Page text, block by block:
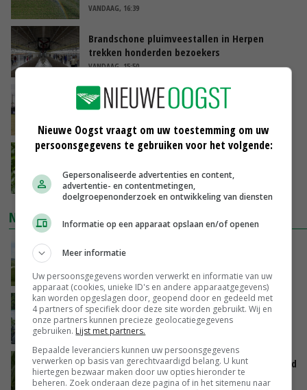
VANDAAG, 16:39
Brandschone pluimveestallen in Herpen
trekken honderden bezoekers
VANDAAG, 15:50
Vakbeurs Libramont: van trekpaard tot
laserwieder
NAK verlaagt iets minder pootgoed dan vorig
VANDAAG, 14:56
NIEUWSTE VIDEO'S
POAH! John Deere 7730
08-08-2026
Oekraïne-vlogger Kees Huizinga: ‘Bezoek van
de ambassade mag zelf groente plukken’
07-08-2026
Limburgse mais van Frijns doet het verrassend
goed
Nieuwe Oogst vraagt om uw toestemming om uw
persoonsgegevens te gebruiken voor het volgende:
Gepersonaliseerde advertenties en content,
advertentie- en contentmetingen,
doelgroepenonderzoek en ontwikkeling van diensten
Informatie op een apparaat opslaan en/of openen
Meer informatie
Uw persoonsgegevens worden verwerkt en informatie van uw
apparaat (cookies, unieke ID's en andere apparaatgegevens)
kan worden opgeslagen door, geopend door en gedeeld met
4 partners of specifiek door deze site worden gebruikt. Wij en
onze partners kunnen precieze geolocatiegegevens
gebruiken. Lijst met partners.
Bepaalde leveranciers kunnen uw persoonsgegevens
verwerken op basis van gerechtvaardigd belang. U kunt
hiertegen bezwaar maken door uw opties hieronder te
beheren. Zoek onderaan deze pagina of in het sitemenu naar